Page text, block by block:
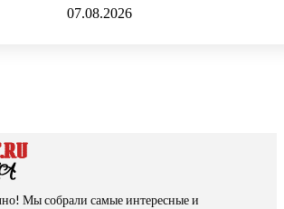
07.08.2026
Мы собрали самые интересные и